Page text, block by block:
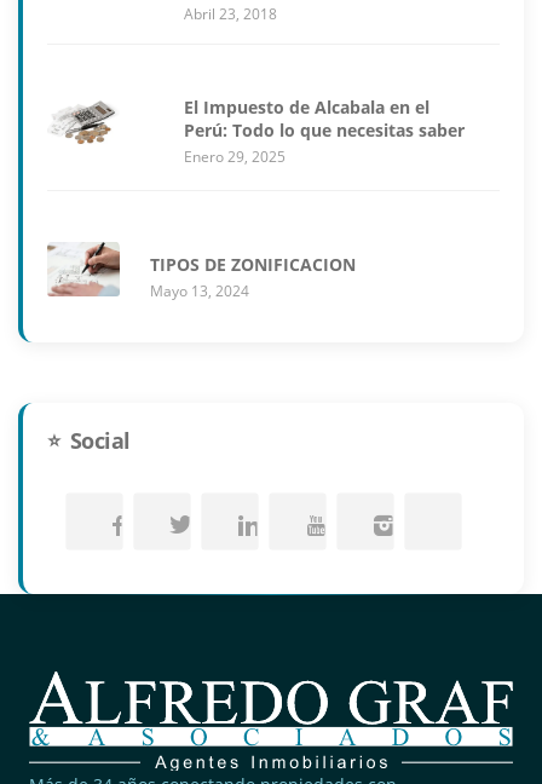
Abril 23, 2018
El Impuesto de Alcabala en el
Perú: Todo lo que necesitas saber
Enero 29, 2025
TIPOS DE ZONIFICACION
Mayo 13, 2024
Social